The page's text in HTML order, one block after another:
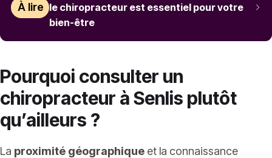
À lire le chiropracteur est essentiel pour votre
bien-être
Pourquoi consulter un
chiropracteur à Senlis plutôt
qu’ailleurs ?
La proximité géographique et la connaissance